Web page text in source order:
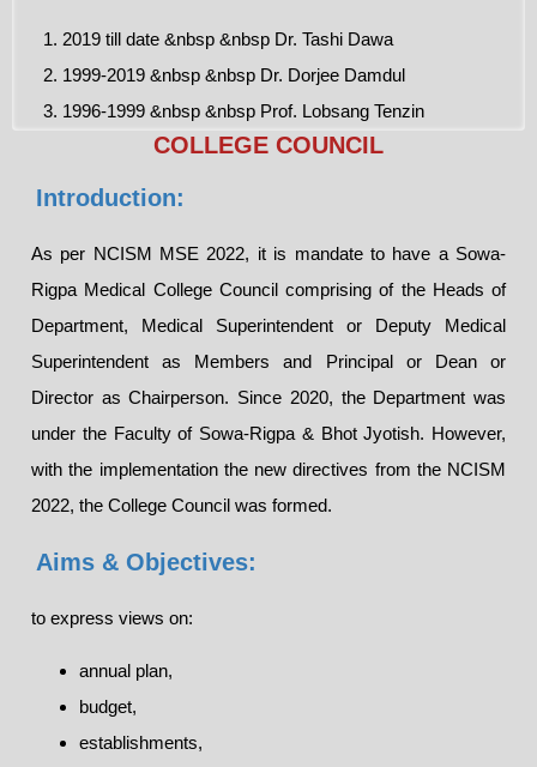
1. 2019 till date &nbsp &nbsp Dr. Tashi Dawa
2. 1999-2019 &nbsp &nbsp Dr. Dorjee Damdul
3. 1996-1999 &nbsp &nbsp Prof. Lobsang Tenzin
COLLEGE COUNCIL
Introduction:
As per NCISM MSE 2022, it is mandate to have a Sowa-
Rigpa Medical College Council comprising of the Heads of
Department, Medical Superintendent or Deputy Medical
Superintendent as Members and Principal or Dean or
Director as Chairperson. Since 2020, the Department was
under the Faculty of Sowa-Rigpa & Bhot Jyotish. However,
with the implementation the new directives from the NCISM
2022, the College Council was formed.
Aims & Objectives:
to express views on:
annual plan,
budget,
establishments,